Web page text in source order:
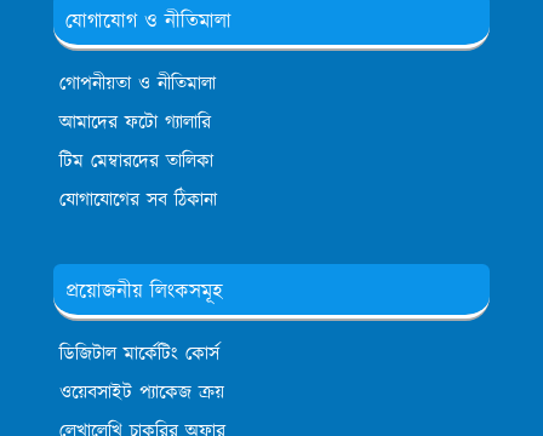
যোগাযোগ ও নীতিমালা
গোপনীয়তা ও নীতিমালা
আমাদের ফটো গ্যালারি
টিম মেম্বারদের তালিকা
যোগাযোগের সব ঠিকানা
প্রয়োজনীয় লিংকসমূহ
ডিজিটাল মার্কেটিং কোর্স
ওয়েবসাইট প্যাকেজ ক্রয়